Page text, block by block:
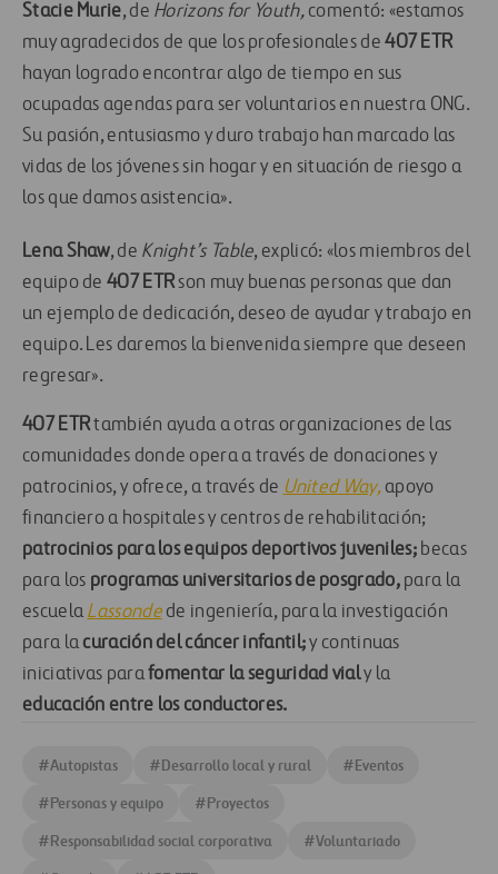
Stacie Murie, de Horizons for Youth,comentó: «estamos
muy agradecidos de que los profesionales de407 ETR
hayan logrado encontrar algo de tiempo en sus
ocupadas agendas para ser voluntarios en nuestra ONG.
Su pasión, entusiasmo y duro trabajo han marcado las
vidas de los jóvenes sin hogar y en situación de riesgo a
los que damos asistencia».
Lena Shaw, de Knight’s Table, explicó: «los miembros del
equipo de 407 ETRson muy buenas personas que dan
un ejemplo de dedicación, deseo de ayudar y trabajo en
equipo. Les daremos la bienvenida siempre que deseen
regresar».
407 ETRtambién ayuda a otras organizaciones de las
comunidades donde opera a través de donaciones y
patrocinios, y ofrece, a través de United Way,apoyo
financiero a hospitales y centros de rehabilitación;
patrocinios para los equipos deportivos juveniles; becas
para los programas universitarios de posgrado,para la
escuela Lassondede ingeniería, para la investigación
para la curación del cáncer infantil;y continuas
iniciativas parafomentar la seguridad vialy la
educación entre los conductores.
#Autopistas #Desarrollo local y rural #Eventos
#Personas y equipo #Proyectos
#Responsabilidad social corporativa #Voluntariado